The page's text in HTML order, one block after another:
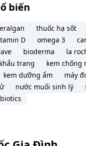
biến
thuốc hạ sốt
D omega 3
bioderma
la
khẩu trang
kem chống
kem dưỡng ẩm
máy
nước muối sinh lý